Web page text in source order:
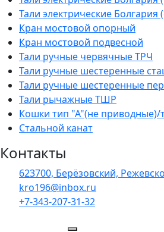
Тали электрические Болгария
Кран мостовой опорный
Кран мостовой подвесной
Тали ручные червячные ТРЧ
Тали ручные шестеренные
Тали ручные шестеренные
Тали рычажные ТШР
Кошки тип "А"(не
Стальной канат
Контакты
623700, Берёзовский,
kro196@inbox.ru
+7-343-207-31-32